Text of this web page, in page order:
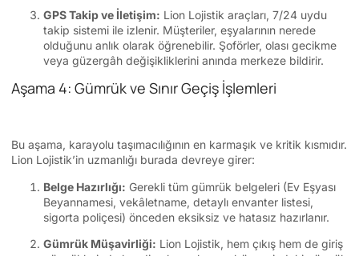
GPS Takip ve İletişim: Lion Lojistik araçları, 7/24 uydu
takip sistemi ile izlenir. Müşteriler, eşyalarının nerede
olduğunu anlık olarak öğrenebilir. Şoförler, olası gecikme
veya güzergâh değişikliklerini anında merkeze bildirir.
Aşama 4: Gümrük ve Sınır Geçiş İşlemleri
Bu aşama, karayolu taşımacılığının en karmaşık ve kritik kısmıdır.
Lion Lojistik’in uzmanlığı burada devreye girer:
Belge Hazırlığı: Gerekli tüm gümrük belgeleri (Ev Eşyası
Beyannamesi, vekâletname, detaylı envanter listesi,
sigorta poliçesi) önceden eksiksiz ve hatasız hazırlanır.
Gümrük Müşavirliği: Lion Lojistik, hem çıkış hem de giriş